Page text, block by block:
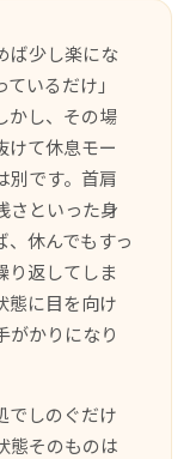
ば少し楽にな
いるだけ」
かし、その場
けて休息モー
別です。首肩
さといった身
休んでもすっ
り返してしま
態に目を向け
がかりになり
でしのぐだけ
態そのものは